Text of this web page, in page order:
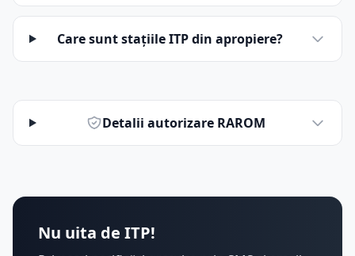
Care sunt stațiile ITP din apropiere?
Detalii autorizare RAROM
Nu uita de ITP!